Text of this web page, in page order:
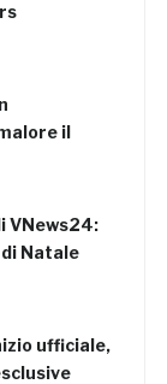
il
VNews24:
di Natale
ufficiale,